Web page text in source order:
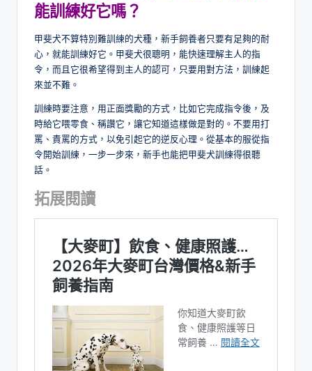
能訓練好它嗎？
甲斐犬不算特別難訓練的犬種，新手飼養者只要有足夠的耐
心，就能訓練好它。甲斐犬很聰明，能快速理解主人的指
令，而且它很希望得到主人的認可，只要用對方法，訓練起
來並不難。
訓練時要注意，用正面獎勵的方式，比如它完成指令後，及
時給它喂零食、稱讚它，讓它知道這樣做是對的。不要用打
罵、責罵的方式，以免引起它的逆反心理。從基本的服從指
令開始訓練，一步一步來，新手也能把甲斐犬訓練得很聽
話。
拓展閱讀